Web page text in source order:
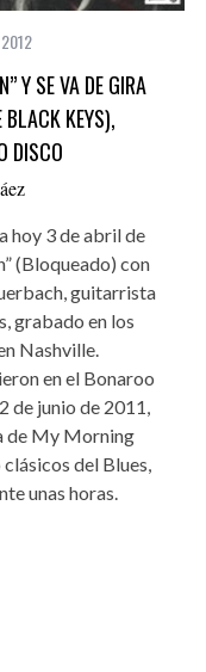
Y SE VA DE GIRA
KEYS),
DISCO
hoy 3 de abril de
(Bloqueado) con
guitarrista
grabado en los
Nashville.
en el Bonaroo
de junio de 2011,
de My Morning
del Blues,
unas horas.